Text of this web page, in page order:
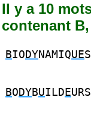
Il y a 10
contenant
BIO DYNAMIQUES
BO DYBUILD EURS